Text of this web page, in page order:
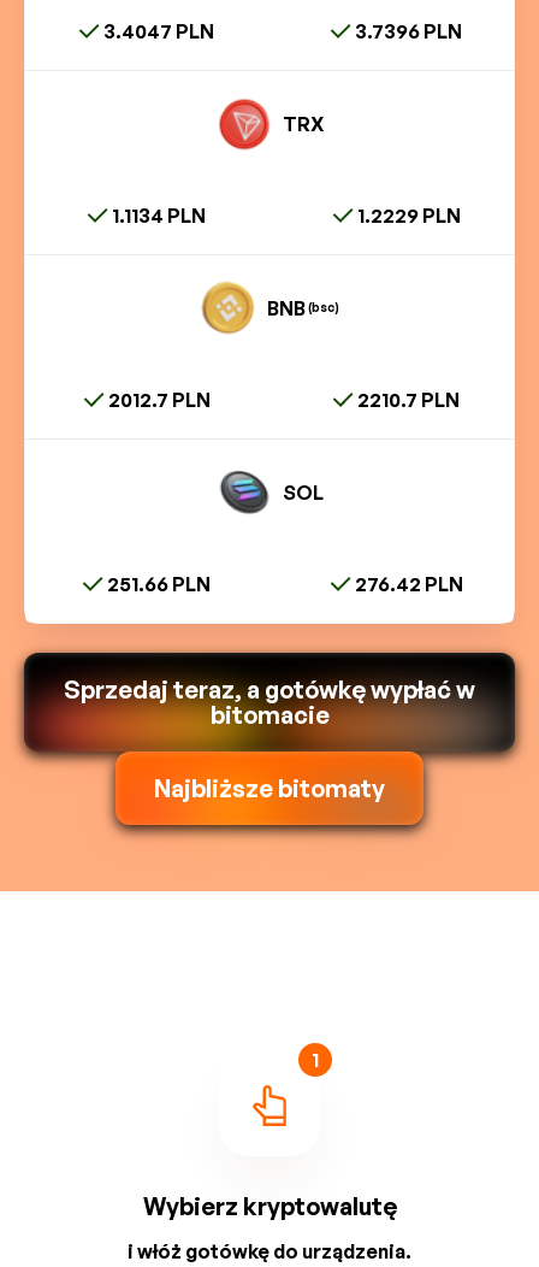
3.4047 PLN 3.7396 PLN
TRX
1.1134 PLN 1.2229 PLN
BNB(bsc)
2012.7 PLN 2210.7 PLN
SOL
251.66 PLN 276.42 PLN
Sprzedaj teraz, a gotówkę wypłać w
bitomacie
Najbliższe bitomaty
1
Wybierz kryptowalutę
i włóż gotówkę do urządzenia.